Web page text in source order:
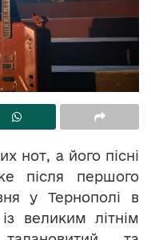
нот, а його пісні
після першого
у Тернополі в
великим літнім